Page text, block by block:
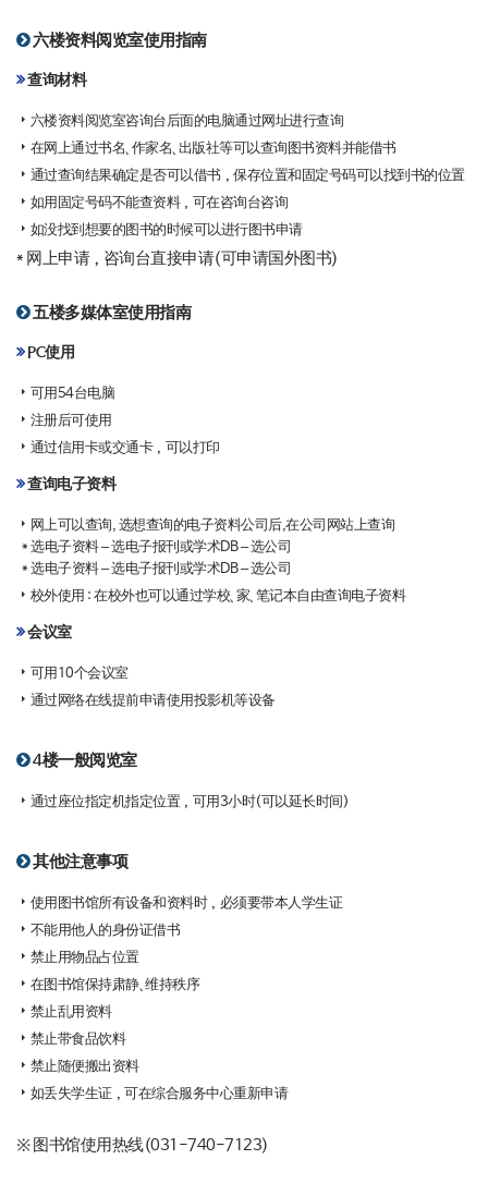
六楼资料阅览室使用指南
查询材料
六楼资料阅览室咨询台后面的电脑通过网址进行查询
在网上通过书名、作家名、出版社等可以查询图书资料并能借书
通过查询结果确定是否可以借书，保存位置和固定号码可以找到书的位置
如用固定号码不能查资料，可在咨询台咨询
如没找到想要的图书的时候可以进行图书申请
* 网上申请，咨询台直接申请(可申请国外图书)
五楼多媒体室使用指南
PC使用
可用54台电脑
注册后可使用
通过信用卡或交通卡，可以打印
查询电子资料
网上可以查询, 选想查询的电子资料公司后,在公司网站上查询
* 选电子资料 – 选电子报刊或学术DB – 选公司
* 选电子资料 – 选电子报刊或学术DB – 选公司
校外使用 : 在校外也可以通过学校、家、笔记本自由查询电子资料
会议室
可用10个会议室
通过网络在线提前申请使用投影机等设备
4楼一般阅览室
通过座位指定机指定位置，可用3小时(可以延长时间)
其他注意事项
使用图书馆所有设备和资料时，必须要带本人学生证
不能用他人的身份证借书
禁止用物品占位置
在图书馆保持肃静、维持秩序
禁止乱用资料
禁止带食品饮料
禁止随便搬出资料
如丢失学生证，可在综合服务中心重新申请
※ 图书馆使用热线(031-740-7123)